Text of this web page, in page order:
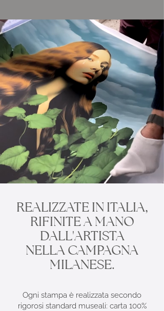
REALIZZATE IN ITALIA,
RIFINITE A MANO
DALL'ARTISTA
NELLA CAMPAGNA
MILANESE.
Ogni stampa è realizzata secondo
rigorosi standard museali: carta 100%